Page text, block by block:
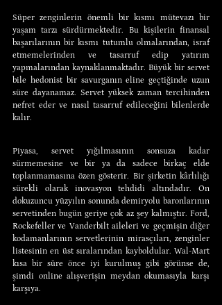
Süper zenginlerin önemli bir kısmı mütevazı bir
yaşam tarzı sürdürmektedir. Bu kişilerin finansal
başarılarının bir kısmı tutumlu olmalarından, israf
etmemelerinden ve tasarruf edip yatırım
yapmalarından kaynaklanmaktadır. Büyük bir servet
bile hedonist bir savurganın eline geçtiğinde uzun
süre dayanamaz. Servet yüksek zaman tercihinden
nefret eder ve nasıl tasarruf edileceğini bilenlerde
kalır.
Piyasa, servet yığılmasının sonsuza kadar
sürmemesine ve bir ya da sadece birkaç elde
toplanmamasına özen gösterir. Bir şirketin kârlılığı
sürekli olarak inovasyon tehdidi altındadır. On
dokuzuncu yüzyılın sonunda demiryolu baronlarının
servetinden bugün geriye çok az şey kalmıştır. Ford,
Rockefeller ve Vanderbilt aileleri ve geçmişin diğer
kodamanlarının servetlerinin mirasçıları, zenginler
listesinin en üst sıralarından kayboldular. Wal-Mart
kısa bir süre önce iyi kurulmuş gibi görünse de,
şimdi online alışverişin meydan okumasıyla karşı
karşıya.